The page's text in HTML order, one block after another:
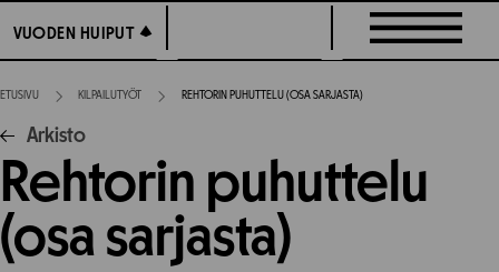
suoraan
sisältöön
VUODEN HUIPUT
VUODEN HUIPUT
ETUSIVU KILPAILUTYÖT REHTORIN PUHUTTELU (OSA SARJASTA)
Arkisto
Rehtorin puhuttelu
(osa sarjasta)